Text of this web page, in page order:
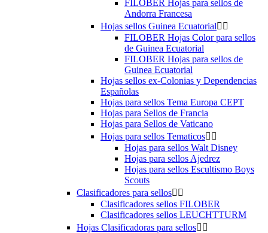
FILOBER Hojas para sellos de
Andorra Francesa
Hojas sellos Guinea Ecuatorial 
FILOBER Hojas Color para sellos
de Guinea Ecuatorial
FILOBER Hojas para sellos de
Guinea Ecuatorial
Hojas sellos ex-Colonias y Dependencias
Españolas
Hojas para sellos Tema Europa CEPT
Hojas para Sellos de Francia
Hojas para Sellos de Vaticano
Hojas para sellos Tematicos 
Hojas para sellos Walt Disney
Hojas para sellos Ajedrez
Hojas para sellos Escultismo Boys
Scouts
Clasificadores para sellos 
Clasificadores sellos FILOBER
Clasificadores sellos LEUCHTTURM
Hojas Clasificadoras para sellos 